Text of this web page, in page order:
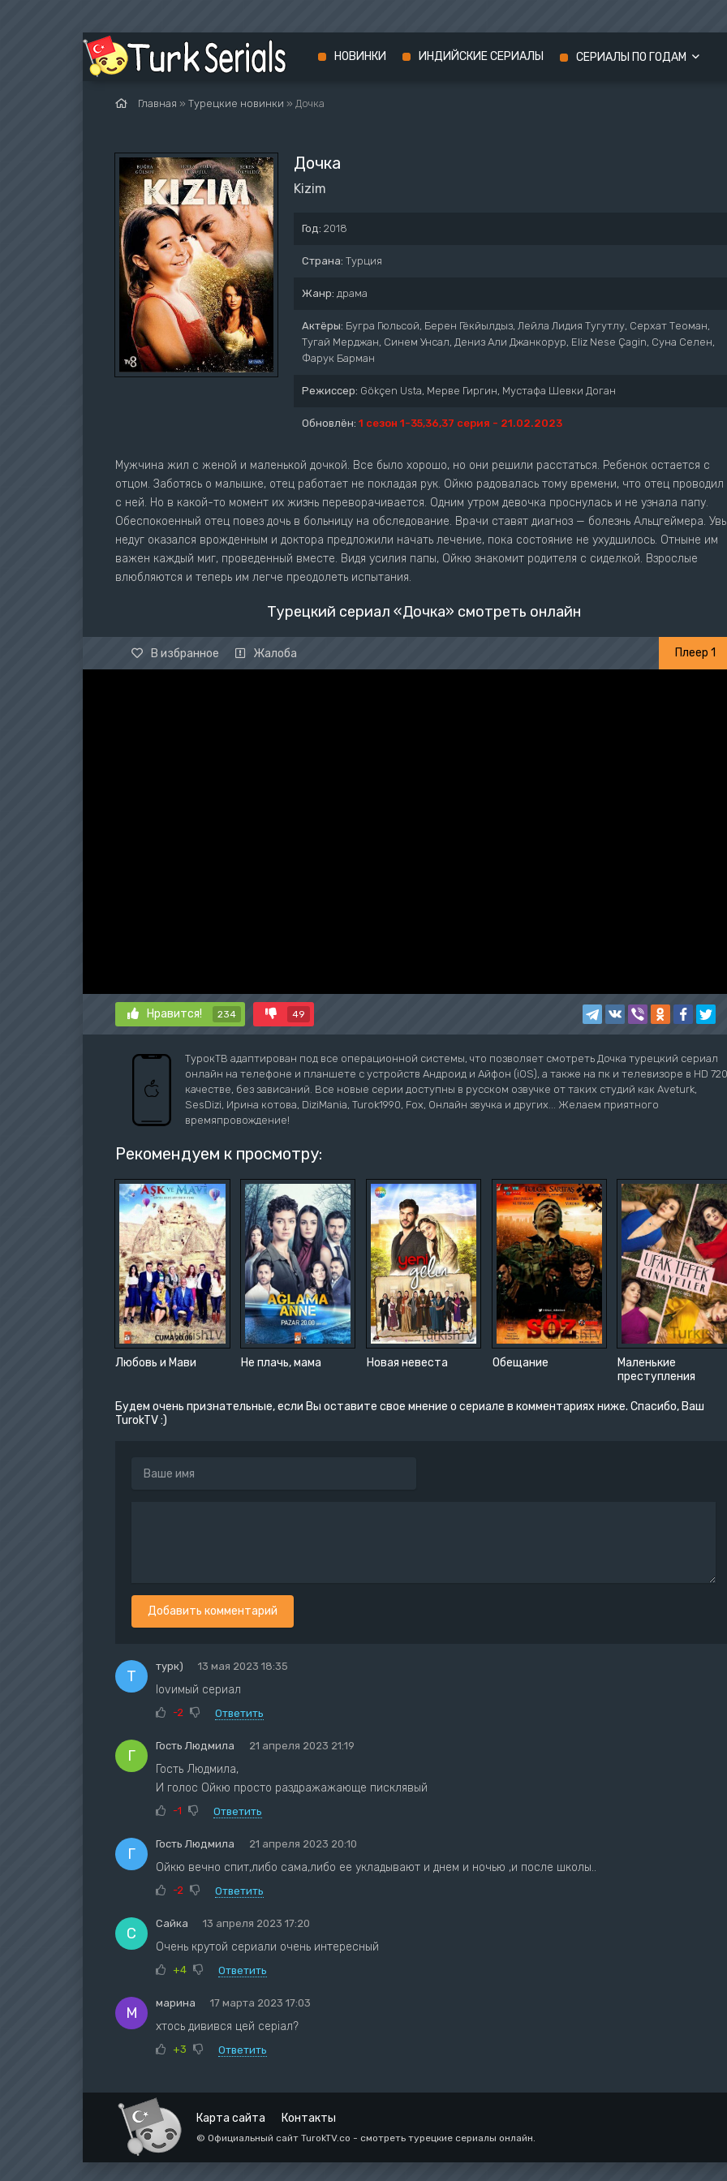
Главная » Турецкие новинки » Дочка
Дочка
Kizim
Год: 2018
Страна: Турция
Жанр: драма
Актёры: Бугра Гюльсой, Берен Гёкйылдыз, Лейла Лидия Тугутлу, Серхат Теоман,
Тугай Мерджан, Синем Унсал, Дениз Али Джанкорур, Eliz Nese Çagin, Суна Селен,
Фарук Барман
Режиссер: Gökçen Usta, Мерве Гиргин, Мустафа Шевки Доган
Обновлён: 1 сезон 1-35,36,37 серия - 21.02.2023
Мужчина жил с женой и маленькой дочкой. Все было хорошо, но они решили расстаться. Ребенок остается с
отцом. Заботясь о малышке, отец работает не покладая рук. Ойкю радовалась тому времени, что отец проводил
с ней. Но в какой-то момент их жизнь переворачивается. Одним утром девочка проснулась и не узнала папу.
Обеспокоенный отец повез дочь в больницу на обследование. Врачи ставят диагноз — болезнь Альцгеймера.
недуг оказался врожденным и доктора предложили начать лечение, пока состояние не ухудшилось. Отныне им
важен каждый миг, проведенный вместе. Видя усилия папы, Ойкю знакомит родителя с сиделкой. Взрослые
влюбляются и теперь им легче преодолеть испытания.
Турецкий сериал «Дочка» смотреть онлайн
В избранное Жалоба Плеер 1
Нравится! 234 49
ТурокТВ адаптирован под все операционной системы, что позволяет смотреть Дочка турецкий сериал
онлайн на телефоне и планшете с устройств Андроид и Айфон (iOS), а также на пк и телевизоре в HD 720
качестве, без зависаний. Все новые серии доступны в русском озвучке от таких студий как Aveturk,
SesDizi, Ирина котова, DiziMania, Turok1990, Fox, Онлайн звучка и других... Желаем приятного
времяпровождение!
Рекомендуем к просмотру:
Любовь и Мави Не плачь, мама Новая невеста Обещание
Маленькие
преступления
Будем очень признательные, если Вы оставите свое мнение о сериале в комментариях ниже. Спасибо, Ваш
TurokTV :)
Добавить комментарий
Т
турк) 13 мая 2023 18:35
lovимый сериал
-2 Ответить
Г
Гость Людмила 21 апреля 2023 21:19
Гость Людмила,
И голос Ойкю просто раздражажающе писклявый
-1 Ответить
Г
Гость Людмила 21 апреля 2023 20:10
Ойкю вечно спит,либо сама,либо ее укладывают и днем и ночью ,и после школы..
-2 Ответить
С
Сайка 13 апреля 2023 17:20
Очень крутой сериали очень интересный
+4 Ответить
М
марина 17 марта 2023 17:03
хтось дивився цей серіал?
+3 Ответить
НОВИНКИ ИНДИЙСКИЕ СЕРИАЛЫ СЕРИАЛЫ ПО ГОДАМ
Карта сайта Контакты
© Официальный сайт TurokTV.co - смотреть турецкие сериалы онлайн.